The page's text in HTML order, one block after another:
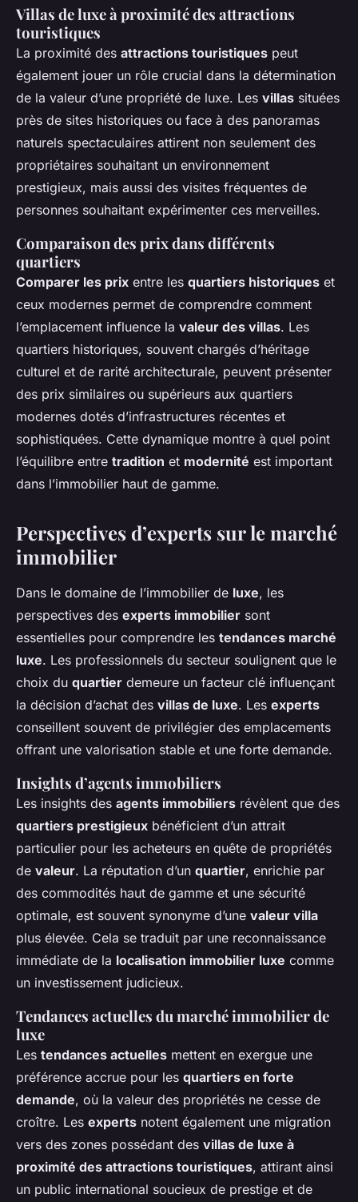
Villas de luxe à proximité des attractions
touristiques
La proximité des attractions touristiques peut
également jouer un rôle crucial dans la détermination
de la valeur d’une propriété de luxe. Les villas situées
près de sites historiques ou face à des panoramas
naturels spectaculaires attirent non seulement des
propriétaires souhaitant un environnement
prestigieux, mais aussi des visites fréquentes de
personnes souhaitant expérimenter ces merveilles.
Comparaison des prix dans différents
quartiers
Comparer les prix entre les quartiers historiques et
ceux modernes permet de comprendre comment
l’emplacement influence la valeur des villas. Les
quartiers historiques, souvent chargés d’héritage
culturel et de rarité architecturale, peuvent présenter
des prix similaires ou supérieurs aux quartiers
modernes dotés d’infrastructures récentes et
sophistiquées. Cette dynamique montre à quel point
l’équilibre entre tradition et modernité est important
dans l’immobilier haut de gamme.
Perspectives d’experts sur le marché
immobilier
Dans le domaine de l’immobilier de luxe, les
perspectives des experts immobilier sont
essentielles pour comprendre les tendances marché
luxe. Les professionnels du secteur soulignent que le
choix du quartier demeure un facteur clé influençant
la décision d’achat des villas de luxe. Les experts
conseillent souvent de privilégier des emplacements
offrant une valorisation stable et une forte demande.
Insights d’agents immobiliers
Les insights des agents immobiliers révèlent que des
quartiers prestigieux bénéficient d’un attrait
particulier pour les acheteurs en quête de propriétés
de valeur. La réputation d’un quartier, enrichie par
des commodités haut de gamme et une sécurité
optimale, est souvent synonyme d’une valeur villa
plus élevée. Cela se traduit par une reconnaissance
immédiate de la localisation immobilier luxe comme
un investissement judicieux.
Tendances actuelles du marché immobilier de
luxe
Les tendances actuelles mettent en exergue une
préférence accrue pour les quartiers en forte
demande, où la valeur des propriétés ne cesse de
croître. Les experts notent également une migration
vers des zones possédant des villas de luxe à
proximité des attractions touristiques, attirant ainsi
un public international soucieux de prestige et de